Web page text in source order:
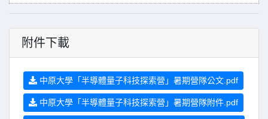
附件下載
中原大學「半導體量子科技探索營」暑期營隊公文.pdf
中原大學「半導體量子科技探索營」暑期營隊附件.pdf